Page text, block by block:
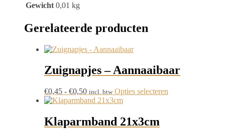
Gewicht 0,01 kg
Gerelateerde producten
Zuignapjes – Aannaaibaar
€0,45 - €0,50Prijsklasse:
€0,45
€0,50
incl. btw Opties selecteren
Klaparmband 21x3cm